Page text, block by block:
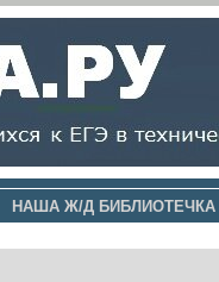
НАША Ж/Д БИБЛИОТЕЧКА